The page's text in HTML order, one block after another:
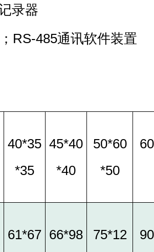
录器
RS-485通讯软件装置
40*35
*35
45*40
*40
50*60
*50
61*67 66*98 75*12